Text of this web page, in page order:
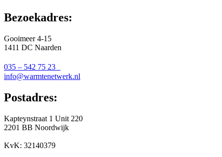
Bezoekadres:
Gooimeer 4-15
1411 DC Naarden
035 – 542 75 23
info@warmtenetwerk.nl
Postadres:
Kapteynstraat 1 Unit 220
2201 BB Noordwijk
KvK: 32140379